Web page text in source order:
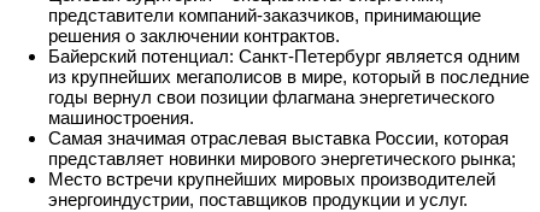
представители компаний-заказчиков, принимающие
решения о заключении контрактов.
Байерский потенциал: Санкт-Петербург является одним
из крупнейших мегаполисов в мире, который в последние
годы вернул свои позиции флагмана энергетического
машиностроения.
Самая значимая отраслевая выставка России, которая
представляет новинки мирового энергетического рынка;
Место встречи крупнейших мировых производителей
энергоиндустрии, поставщиков продукции и услуг.